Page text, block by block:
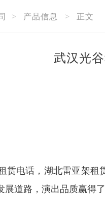
> 产品信息 > 正文
武汉光
赁电话，湖北雷亚架
道路，演出品质赢得